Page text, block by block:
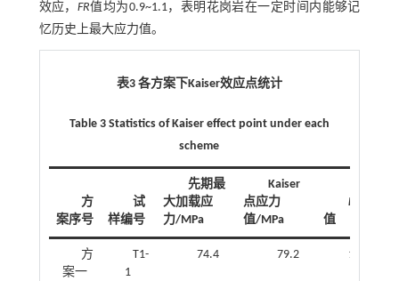
效应， FR值均为0.9~1.1，表明花岗岩在一定时间内能够记
忆历史上最大应力值。
表3 各方案下Kaiser效应点统计
Table 3 Statistics of Kaiser effect point under each
scheme
方
案序号
试
样编号
先期最
大加载应
力/MPa
Kaiser
点应力
值/MPa
FR
值
方
案一
T1-
1
74.4 79.2 1.06